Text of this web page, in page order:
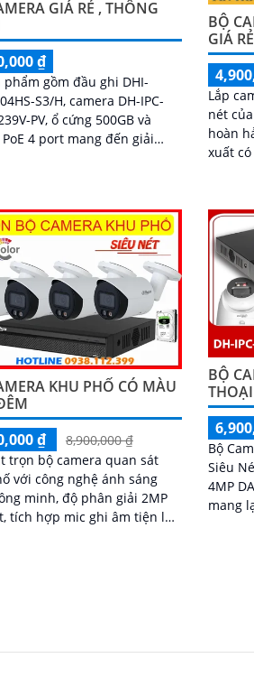
GIÁ RẺ , THÔNG
₫
phẩm gồm đầu ghi DHI-
S3/H, camera DH-IPC-
PV, ổ cứng 500GB và
4 port mang đến giải
BỘ
GIÁ RẺ
Lắp
nét
hoàn
xuất
kho
đảm
chất
bộ
an
đối.
KHU PHỐ CÓ MÀU
₫
8,900,000 ₫
trọn bộ camera quan sát
với công nghệ ánh sáng
minh, độ phân giải 2MP
tích hợp mic ghi âm tiện lợi.
BỘ
Bộ
Siêu
4MP
mang
sáng
tính
giám